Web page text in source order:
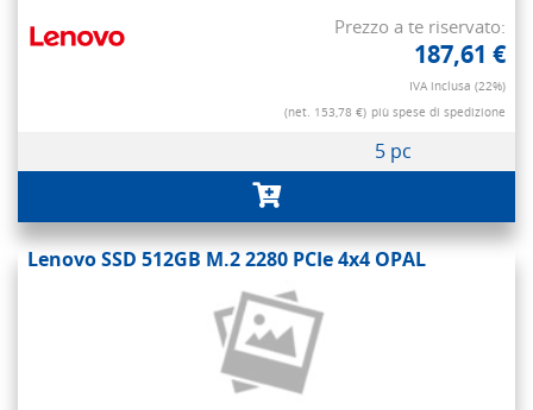
Prezzo a te riservato:
187,61 €
IVA inclusa (22%)
(net. 153,78 €) più spese di spedizione
5 pc
Lenovo SSD 512GB M.2 2280 PCIe 4x4 OPAL